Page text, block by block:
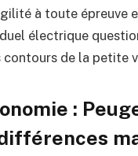
à toute épreuve
électrique
de la petite
: